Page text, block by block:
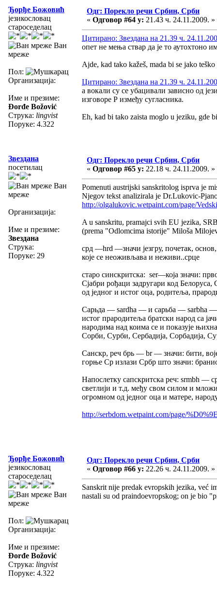
Ђорђе Божовић
језикословац
староседелац
Ван
мреже
Пол:
Организација:
Име и презиме:
Đorđe Božović
Струка: lingvist
Поруке: 4.322
Одг: Порекло речи Србин, Срби
« Одговор #64 у: 21.43 ч. 24.11.2009. »
Цитирано: Звездана на 21.39 ч.
опет не мења ствар да је то аутохтоно
Ajde, kad tako kažeš, mada bi se jako
Цитирано: Звездана на 21.39 ч.
а вокали су се убацивали зависно од
изговоре Р између сугласника.
Eh, kad bi tako zaista moglo u jeziku, gde
Звездана
посетилац
Ван
мреже
Организација:
Име и презиме:
Звездана
Струка:
Поруке: 29
Одг: Порекло речи Србин, Срби
« Одговор #65 у: 22.18 ч. 24.11.2009. »
Pomenuti austrijski sanskritolog isprva je
Njegov tekst analizirala je Dr.Lukovic-
http://olgalukovic.wetpaint.com/page/
A u sanskritu, pramajci svih EU jezika,
(prema "Odlomcima istorije" Miloša
срд —hrd —значи језгру, почетак,
које се неоживљава и неживи..срце
старо синскритска: ser—која значи:
Сјабри рођаци задругари код
од једног и истог оца, родитеља,
Сарьда — sardha — и сарьба — sarbha —
истог прародитеља братски народ са
народима над коима се и показује
Сорби, Сурби, Сербадија, Сорбадија,
Санскр, реч бpь — br — значи: бити,
горње Ср излази Србр што значи:
Напослетку сапскритска реч: srmbh —
светлији и т.д. међу свом силом и
огромном од једног оца и матере,
http://serbdom.wetpaint.com/page/
Ђорђе Божовић
језикословац
староседелац
Ван
мреже
Пол:
Организација:
Име и презиме:
Đorđe Božović
Струка: lingvist
Поруке: 4.322
Одг: Порекло речи Србин, Срби
« Одговор #66 у: 22.26 ч. 24.11.2009. »
Sanskrit nije predak evropskih jezika, već
nastali su od praindoevropskog; on je bio